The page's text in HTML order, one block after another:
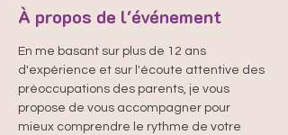
À propos de l'événement
En me basant sur plus de 12 ans
d'expérience et sur l'écoute attentive des
préoccupations des parents, je vous
propose de vous accompagner pour
mieux comprendre le rythme de votre